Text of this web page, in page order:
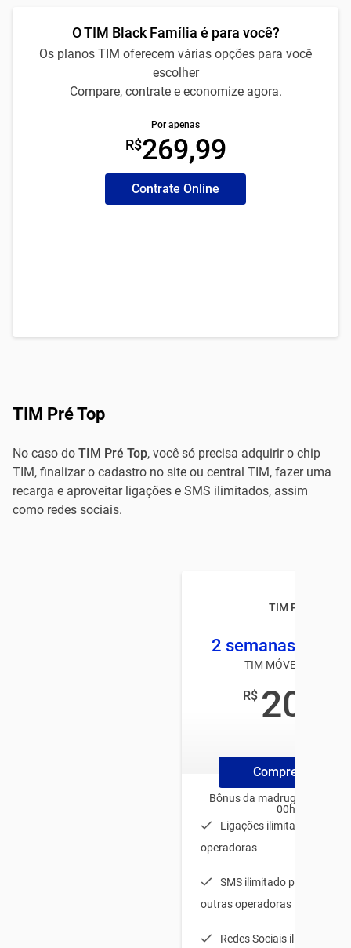
O TIM Black Família é para você?
Os planos TIM oferecem várias opções para você
escolher
Compare, contrate e economize agora.
Por apenas
R$269,99
Contrate Online
TIM Pré Top
No caso do TIM Pré Top, você só precisa adquirir o chip
TIM, finalizar o cadastro no site ou central TIM, fazer uma
recarga e aproveitar ligações e SMS ilimitados, assim
como redes sociais.
TIM Pré TOP
2 semanas 2 GB
TIM MÓVEL PRÉ-
R$ 20
Compre ChipTim
Bônus da madrugada para
00h e 06h
Ligações ilimitadas para
operadoras
SMS ilimitado para TIM +
outras operadoras
Redes Sociais ilimitadas (